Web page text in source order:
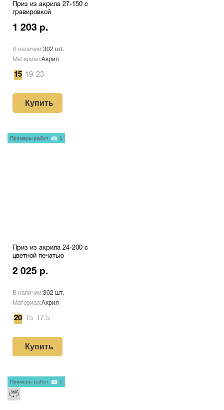
Приз из акрила 27-150 с
гравировкой
1 203 р.
В наличии:302 шт.
Материал:Акрил
15 19 23
Купить
Приз из акрила 24-200 с
цветной печатью
2 025 р.
В наличии:302 шт.
Материал:Акрил
20 15 17.5
Купить
Примеры работ 1
Примеры работ 1